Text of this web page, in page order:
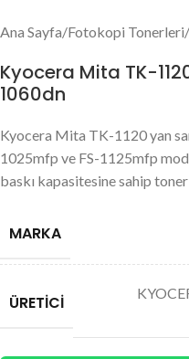
Ana Sayfa/Fotokopi Tonerleri/
Kyocera Mita TK-
1060dn
Kyocera Mita TK-1120 yan
1025mfp ve FS-1125mfp
baskı kapasitesine sahip
MARKA
ÜRETICI